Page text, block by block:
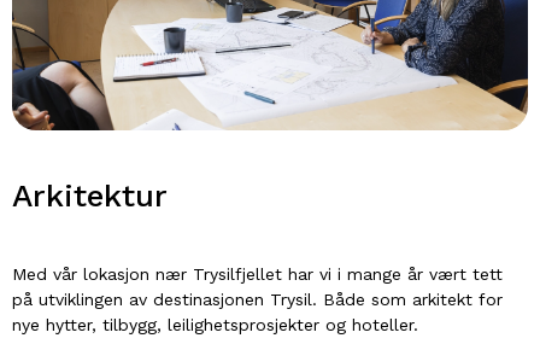
Arkitektur
Med vår lokasjon nær Trysilfjellet har vi i mange år vært tett
på utviklingen av destinasjonen Trysil. Både som arkitekt for
nye hytter, tilbygg, leilighetsprosjekter og hoteller.